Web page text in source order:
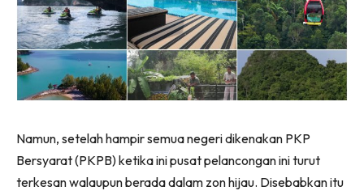
Namun, setelah hampir semua negeri dikenakan PKP
Bersyarat (PKPB) ketika ini pusat pelancongan ini turut
terkesan walaupun berada dalam zon hijau. Disebabkan itu